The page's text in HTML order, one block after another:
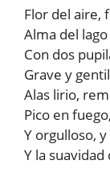
Flor del aire,
Alma del
Con dos
Grave y
Alas lirio,
Pico en
Y orgulloso,
Y la suavidad